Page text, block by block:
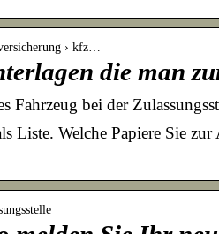
› kfz…
die man
Fahrzeug bei der
Liste. Welche Papiere Sie